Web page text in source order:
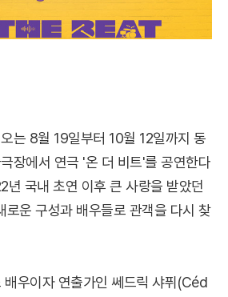
는 8월 19일부터 10월 12일까지 동
장에서 연극 '온 더 비트'를 공연한다
국내 초연 이후 큰 사랑을 받았던
로운 구성과 배우들로 관객을 다시 찾
배우이자 연출가인 쎄드릭 샤퓌(Céd